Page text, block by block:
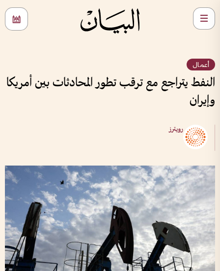
أعمال
النفط يتراجع مع ترقب تطور المحادثات بين أمريكا
وإيران
رويترز